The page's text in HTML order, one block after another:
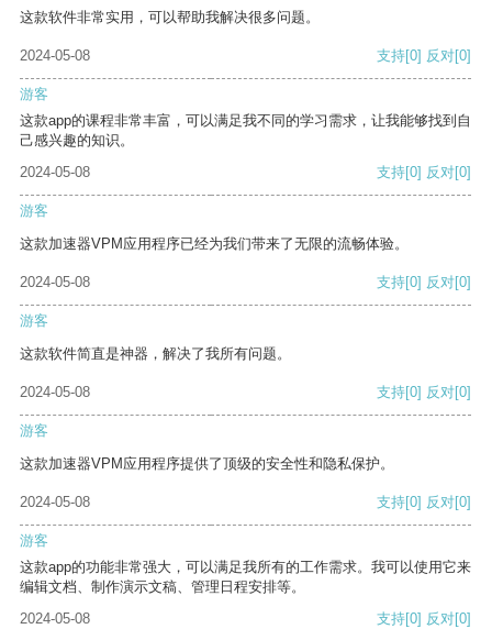
这款软件非常实用，可以帮助我解决很多问题。
2024-05-08 支持[0] 反对[0]
游客
这款app的课程非常丰富，可以满足我不同的学习需求，让我能够找到自
己感兴趣的知识。
2024-05-08
支持[0] 反对[0]
游客
这款加速器VPM应用程序已经为我们带来了无限的流畅体验。
2024-05-08 支持[0] 反对[0]
游客
这款软件简直是神器，解决了我所有问题。
2024-05-08 支持[0] 反对[0]
游客
这款加速器VPM应用程序提供了顶级的安全性和隐私保护。
2024-05-08 支持[0] 反对[0]
游客
这款app的功能非常强大，可以满足我所有的工作需求。我可以使用它来
编辑文档、制作演示文稿、管理日程安排等。
2024-05-08
支持[0] 反对[0]